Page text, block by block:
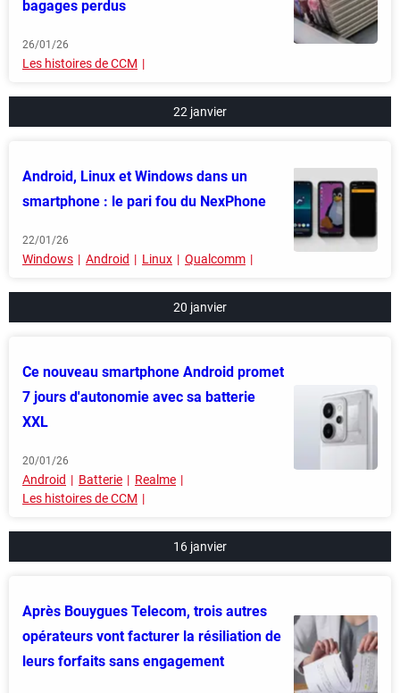
bagages perdus
26/01/26
Les histoires de CCM
22 janvier
Android, Linux et Windows dans un
smartphone : le pari fou du NexPhone
22/01/26
Windows Android Linux Qualcomm
20 janvier
Ce nouveau smartphone Android promet
7 jours d'autonomie avec sa batterie
XXL
20/01/26
Android Batterie
Realme
Les histoires de CCM
16 janvier
Après Bouygues Telecom, trois autres
opérateurs vont facturer la résiliation de
leurs forfaits sans engagement